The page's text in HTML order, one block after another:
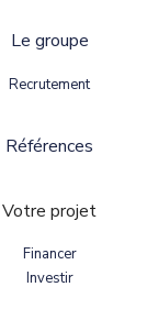
Le groupe
Recrutement
Références
Votre projet
Financer
Investir